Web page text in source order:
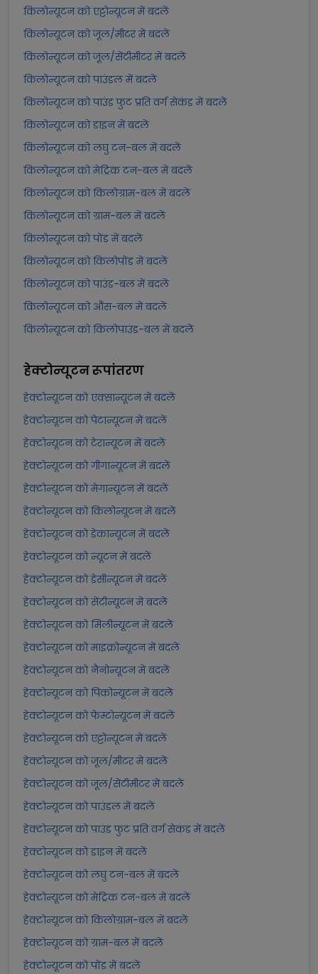
किलोन्यूटन को एट्टोन्यूटन में बदलें
किलोन्यूटन को जूल/मीटर में बदलें
किलोन्यूटन को जूल/सेंटीमीटर में बदलें
किलोन्यूटन को पाउंडल में बदलें
किलोन्यूटन को पाउंड फुट प्रति वर्ग सेकंड में बदलें
किलोन्यूटन को डाइन में बदलें
किलोन्यूटन को लघु टन-बल में बदलें
किलोन्यूटन को मेट्रिक टन-बल में बदलें
किलोन्यूटन को किलोग्राम-बल में बदलें
किलोन्यूटन को ग्राम-बल में बदलें
किलोन्यूटन को पोंड में बदलें
किलोन्यूटन को किलोपोंड में बदलें
किलोन्यूटन को पाउंड-बल में बदलें
किलोन्यूटन को औंस-बल में बदलें
किलोन्यूटन को किलोपाउंड-बल में बदलें
हेक्टोन्यूटनरूपांतरण
हेक्टोन्यूटन को एक्सान्यूटन में बदलें
हेक्टोन्यूटन को पेटान्यूटन में बदलें
हेक्टोन्यूटन को टेरान्यूटन में बदलें
हेक्टोन्यूटन को गीगान्यूटन में बदलें
हेक्टोन्यूटन को मेगान्यूटन में बदलें
हेक्टोन्यूटन को किलोन्यूटन में बदलें
हेक्टोन्यूटन को डेकान्यूटन में बदलें
हेक्टोन्यूटन को न्यूटन में बदलें
हेक्टोन्यूटन को डेसीन्यूटन में बदलें
हेक्टोन्यूटन को सेंटीन्यूटन में बदलें
हेक्टोन्यूटन को मिलीन्यूटन में बदलें
हेक्टोन्यूटन को माइक्रोन्यूटन में बदलें
हेक्टोन्यूटन को नैनोन्यूटन में बदलें
हेक्टोन्यूटन को पिकोन्यूटन में बदलें
हेक्टोन्यूटन को फेम्टोन्यूटन में बदलें
हेक्टोन्यूटन को एट्टोन्यूटन में बदलें
हेक्टोन्यूटन को जूल/मीटर में बदलें
हेक्टोन्यूटन को जूल/सेंटीमीटर में बदलें
हेक्टोन्यूटन को पाउंडल में बदलें
हेक्टोन्यूटन को पाउंड फुट प्रति वर्ग सेकंड में बदलें
हेक्टोन्यूटन को डाइन में बदलें
हेक्टोन्यूटन को लघु टन-बल में बदलें
हेक्टोन्यूटन को मेट्रिक टन-बल में बदलें
हेक्टोन्यूटन को किलोग्राम-बल में बदलें
हेक्टोन्यूटन को ग्राम-बल में बदलें
हेक्टोन्यूटन को पोंड में बदलें